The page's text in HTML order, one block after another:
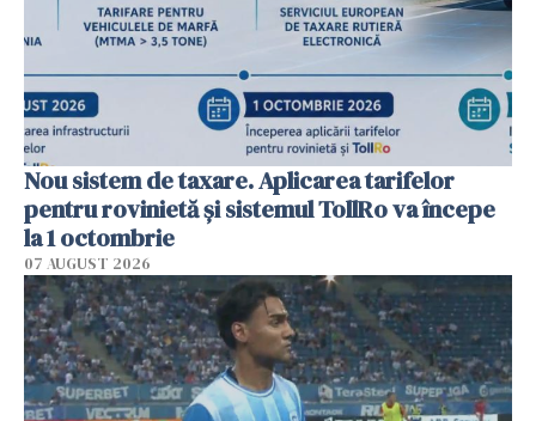
Nou sistem de taxare. Aplicarea tarifelor
pentru rovinietă şi sistemul TollRo va începe
la 1 octombrie
07 AUGUST 2026